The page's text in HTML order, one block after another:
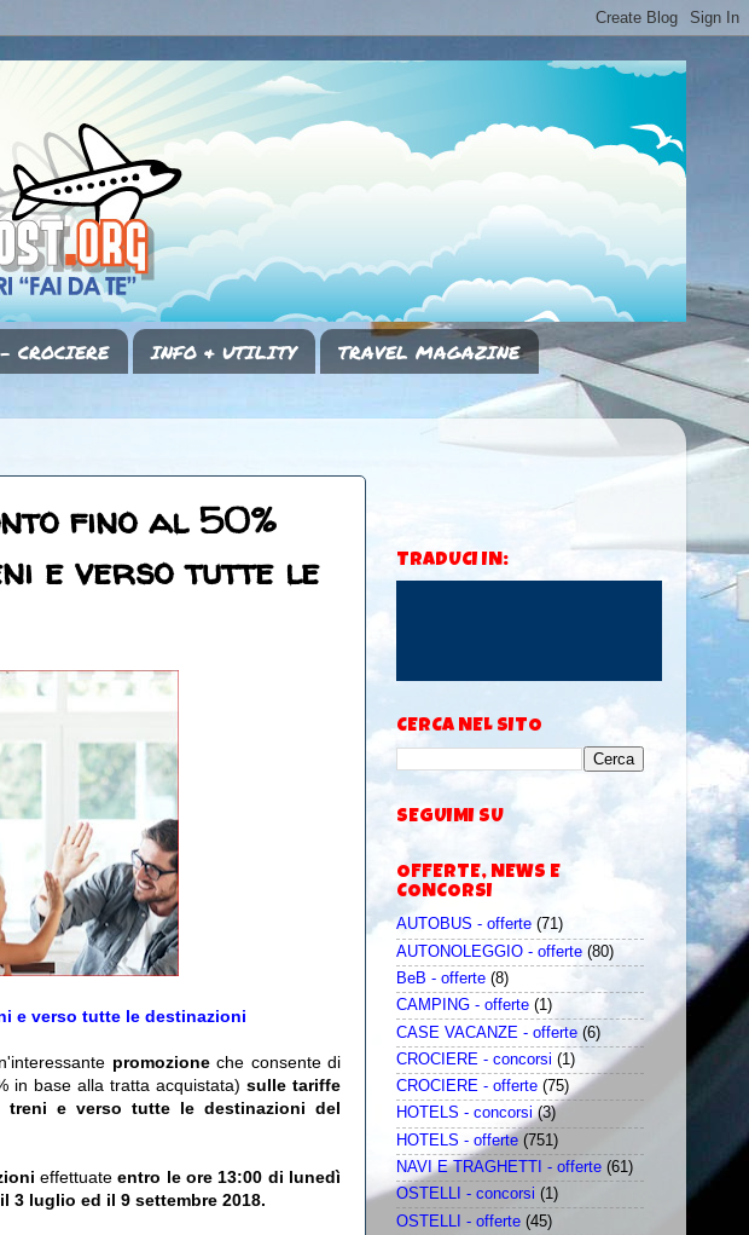
CROCIERE INFO & UTILITY
TRAVEL MAGAZINE
fino al 50%
e verso tutte le
e verso tutte le destinazioni
promozione che consente di
in base alla tratta acquistata) sulle tariffe
e verso tutte le destinazioni del
effettuateentro le ore 13:00 di lunedì
3 luglio ed il 9 settembre 2018.
TRADUCI IN:
CERCA NEL SITO
SEGUIMI SU
OFFERTE, NEWS E
CONCORSI
AUTOBUS - offerte (71)
AUTONOLEGGIO - offerte (80)
BeB - offerte (8)
CAMPING - offerte (1)
CASE VACANZE - offerte (6)
CROCIERE - concorsi (1)
CROCIERE - offerte (75)
HOTELS - concorsi (3)
HOTELS - offerte (751)
NAVI E TRAGHETTI - offerte (61)
OSTELLI - concorsi (1)
OSTELLI - offerte (45)